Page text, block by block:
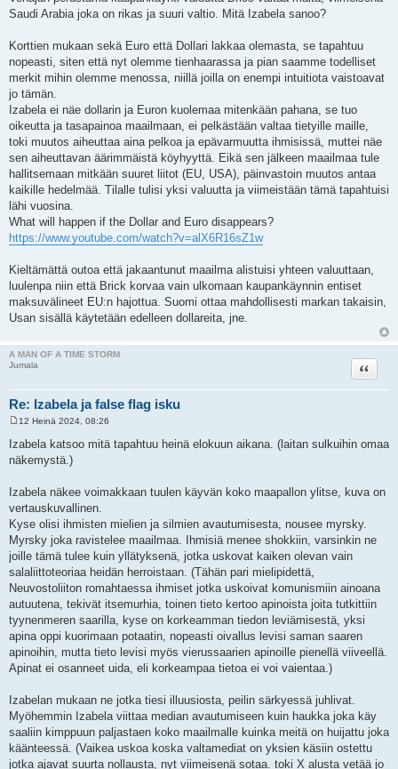
Saudi Arabia joka on rikas ja suuri valtio. Mitä Izabela sanoo?
Korttien mukaan sekä Euro että Dollari lakkaa olemasta, se tapahtuu
nopeasti, siten että nyt olemme tienhaarassa ja pian saamme todelliset
merkit mihin olemme menossa, niillä joilla on enempi intuitiota vaistoavat
jo tämän.
Izabela ei näe dollarin ja Euron kuolemaa mitenkään pahana, se tuo
oikeutta ja tasapainoa maailmaan, ei pelkästään valtaa tietyille maille,
toki muutos aiheuttaa aina pelkoa ja epävarmuutta ihmisissä, muttei näe
sen aiheuttavan äärimmäistä köyhyyttä. Eikä sen jälkeen maailmaa tule
hallitsemaan mitkään suuret liitot (EU, USA), päinvastoin muutos antaa
kaikille hedelmää. Tilalle tulisi yksi valuutta ja viimeistään tämä tapahtuisi
lähi vuosina.
What will happen if the Dollar and Euro disappears?
https://www.youtube.com/watch?v=alX6R16sZ1w
Kieltämättä outoa että jakaantunut maailma alistuisi yhteen valuuttaan,
luulenpa niin että Brick korvaa vain ulkomaan kaupankäynnin entiset
maksuvälineet EU:n hajottua. Suomi ottaa mahdollisesti markan takaisin,
Usan sisällä käytetään edelleen dollareita, jne.
A MAN OF A TIME STORM
Jumala
Re: Izabela ja false flag isku
Lainaa
e
s
12 Heinä 2024, 08:26
Izabela katsoo mitä tapahtuu heinä elokuun aikana. (laitan sulkuihin omaa
näkemystä.)
Izabela näkee voimakkaan tuulen käyvän koko maapallon ylitse, kuva on
vertauskuvallinen.
Kyse olisi ihmisten mielien ja silmien avautumisesta, nousee myrsky.
Myrsky joka ravistelee maailmaa. Ihmisiä menee shokkiin, varsinkin ne
joille tämä tulee kuin yllätyksenä, jotka uskovat kaiken olevan vain
salaliittoteoriaa heidän herroistaan. (Tähän pari mielipidettä,
Neuvostoliiton romahtaessa ihmiset jotka uskoivat komunismiin ainoana
autuutena, tekivät itsemurhia, toinen tieto kertoo apinoista joita tutkittiin
tyynenmeren saarilla, kyse on korkeamman tiedon leviämisestä, yksi
apina oppi kuorimaan potaatin, nopeasti oivallus levisi saman saaren
apinoihin, mutta tieto levisi myös vierussaarien apinoille pienellä viiveellä.
Apinat ei osanneet uida, eli korkeampaa tietoa ei voi vaientaa.)
Izabelan mukaan ne jotka tiesi illuusiosta, peilin särkyessä juhlivat.
Myöhemmin Izabela viittaa median avautumiseen kuin haukka joka käy
saaliin kimppuun paljastaen koko maailmalle kuinka meitä on huijattu joka
käänteessä. (Vaikea uskoa koska valtamediat on yksien käsiin ostettu
jotka ajavat suurta nollausta, nyt viimeisenä sotaa. toki X alusta vetää jo